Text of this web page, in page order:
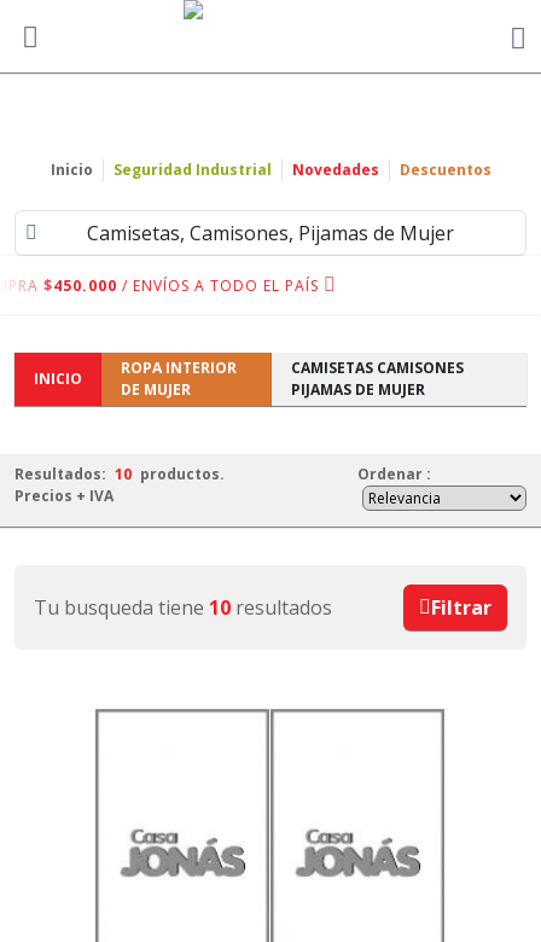
Inicio Seguridad Industrial Novedades Descuentos
Camisetas, Camisones, Pijamas de Mujer
$450.000 / ENVÍOS A TODO EL PAÍS
INICIO
ROPA INTERIOR
DE MUJER
CAMISETAS CAMISONES
PIJAMAS DE MUJER
Resultados: 10 productos.
Precios + IVA
Ordenar :
Tu busqueda tiene 10 resultados Filtrar